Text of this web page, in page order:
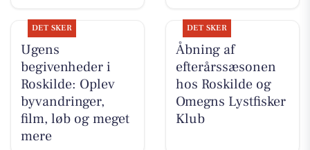
DET SKER
Ugens
begivenheder i
Roskilde: Oplev
byvandringer,
film, løb og meget
mere
DET SKER
Åbning af
efterårssæsonen
hos Roskilde og
Omegns Lystfisker
Klub